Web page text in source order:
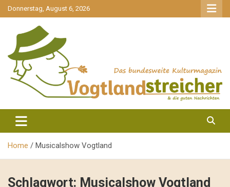
gehe
zum
Donnerstag, August 6, 2026
Vogtlandstreicher
Home Musicalshow Vogtland
Schlagwort: Musicalshow Vogtland